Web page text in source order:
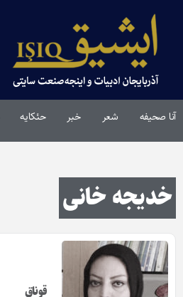
آنا صحیفه شعر خبر حئکایه
خدیجه خانی
قوناق